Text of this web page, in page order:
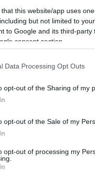
that this website/app uses
but not limited to
to Google and its third-
consent section.
Data Processing Opt Outs
opt-out of the Sharing of my
opt-out of the Sale of my
opt-out of processing my
αποπληρωμή των
ανάσα επιβίωσης